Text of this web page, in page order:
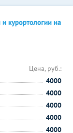
курортологии на
Цена, руб.:
4000
4000
4000
4000
4000